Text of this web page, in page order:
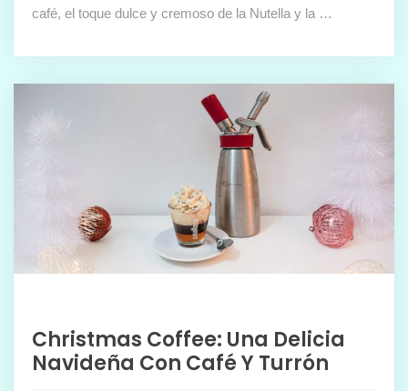
café, el toque dulce y cremoso de la Nutella y la …
Christmas Coffee: Una Delicia
Navideña Con Café Y Turrón